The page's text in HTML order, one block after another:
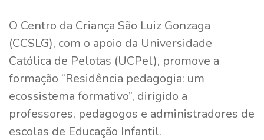
O Centro da Criança São Luiz Gonzaga
(CCSLG), com o apoio da Universidade
Católica de Pelotas (UCPel), promove a
formação “Residência pedagogia: um
ecossistema formativo”, dirigido a
professores, pedagogos e administradores de
escolas de Educação Infantil.